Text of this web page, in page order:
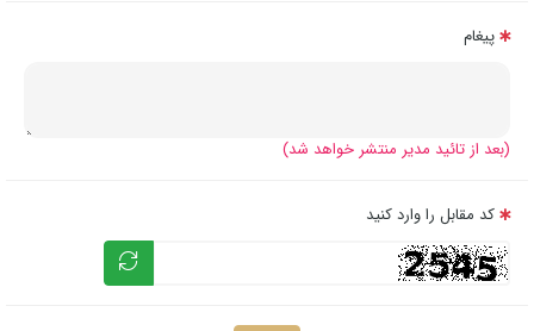
پیغام
(بعد از تائید مدیر منتشر خواهد شد)
کد مقابل را وارد کنید